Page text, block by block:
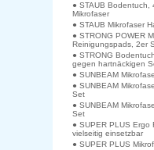
● STAUB Bodentuch,
Mikrofaser
● STAUB Mikrofaser
● STRONG POWER
Reinigungspads, 2er
● STRONG
gegen hartnäckigen
● SUNBEAM
● SUNBEAM
Set
● SUNBEAM
Set
● SUPER PLUS Ergo
vielseitig einsetzbar
● SUPER PLUS